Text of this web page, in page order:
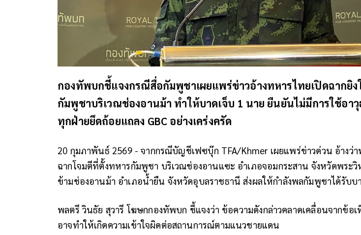
กองทัพบกชี้แจงกรณีสื่อกัมพูชาเผยแพร่ข่าวอ้างทหารไทยเปิดฉากยิง
กัมพูชาบริเวณช่องอานม้า ทำให้บาดเจ็บ 1 นาย ยืนยันไม่มีการใช้อา
ทุกฝ่ายยึดถ้อยแถลง GBC อย่างเคร่งครัด
20 กุมภาพันธ์ 2569 - จากกรณีบัญชีเฟซบุ๊ก TFA/Khmer เผยแพร่ข่าวด่วน อ้างว่
ฉากโจมตีที่ตั้งทหารกัมพูชา บริเวณช่องอานแซะ อำเภอจอมกระสาน จังหวัดพระวิ
ข้ามช่องอานม้า อำเภอน้ำยืน จังหวัดอุบลราชธานี ส่งผลให้กำลังพลกัมพูชาได้รับบ
พลตรี วินธัย สุวารี โฆษกกองทัพบก ชี้แจงว่า ข้อความดังกล่าวคลาดเคลื่อนจากข้อเ
อาจทำให้เกิดความเข้าใจผิดต่อสถานการณ์ตามแนวชายแดน